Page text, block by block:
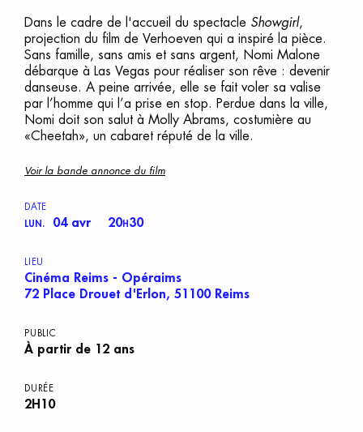
Dans le cadre de l'accueil du spectacle Showgirl,
projection du film de Verhoeven qui a inspiré la pièce.
Sans famille, sans amis et sans argent, Nomi Malone
débarque à Las Vegas pour réaliser son rêve : devenir
danseuse. A peine arrivée, elle se fait voler sa valise
par l’homme qui l’a prise en stop. Perdue dans la ville,
Nomi doit son salut à Molly Abrams, costumière au
«Cheetah», un cabaret réputé de la ville.
Voir la bande annonce du film
DATE
LUN.
04 avr 20H 30
LIEU
Cinéma Reims - Opéraims
72 Place Drouet d'Erlon, 51100 Reims
PUBLIC
À partir de 12 ans
DURÉE
2H10